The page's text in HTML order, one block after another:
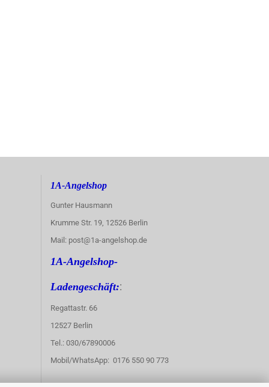
1A-Angelshop
Gunter Hausmann
Krumme Str. 19, 12526 Berlin
Mail: post@1a-angelshop.de
1A-Angelshop-
Ladengeschäft::
Regattastr. 66
12527 Berlin
Tel.: 030/67890006
Mobil/WhatsApp: 0176 550 90 773